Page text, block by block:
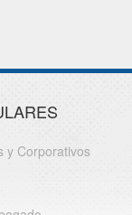
y Corporativos